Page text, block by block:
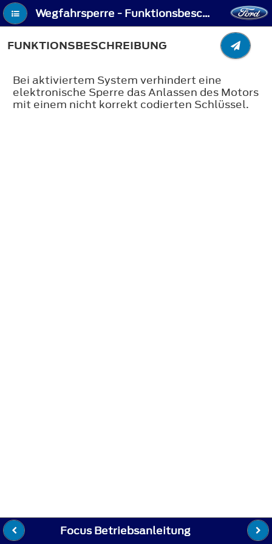
Wegfahrsperre - Funktionsbeschreibung
FUNKTIONSBESCHREIBUNG
Bei aktiviertem System verhindert eine
elektronische Sperre das Anlassen des Motors
mit einem nicht korrekt codierten Schlüssel.
Focus Betriebsanleitung